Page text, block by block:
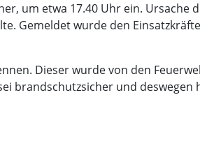
um etwa 17.40 Uhr ein. Ursache
Gemeldet wurde den
Dieser wurde von den
brandschutzsicher und deswegen